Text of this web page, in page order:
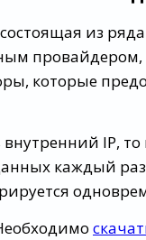
из
которые
IP,
каждый